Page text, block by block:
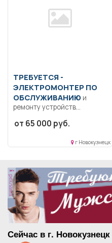
ТРЕБУЕТСЯ -
ЭЛЕКТРОМОНТЕР ПО
ОБСЛУЖИВАНИЮ и
ремонту устройств
централизации и
доставка автобусами.....
от 65 000 руб.
г Новокузнецк
реклама
Сейчас в г. Новокузнецк